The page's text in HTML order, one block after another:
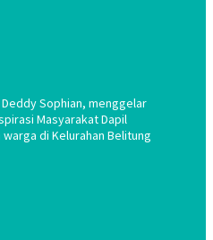
Sophian, menggelar
Masyarakat Dapil
di Kelurahan Belitung